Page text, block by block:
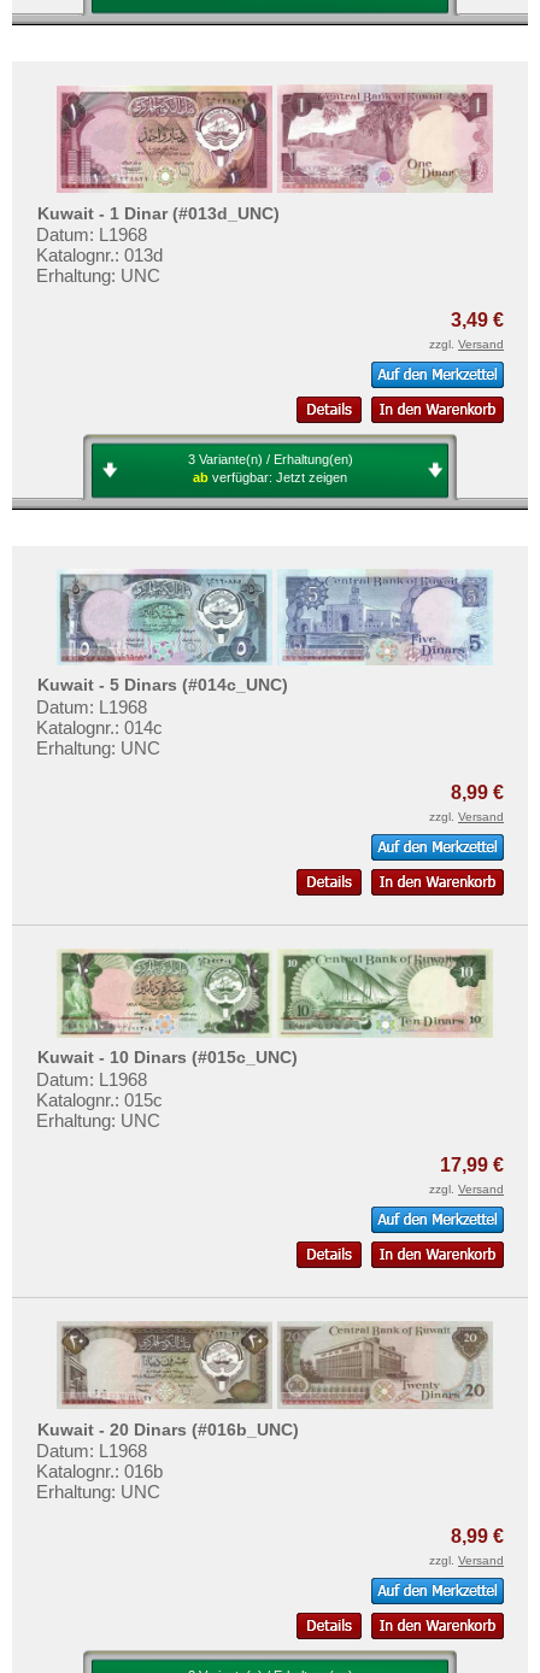
Kuwait - 1 Dinar (#013d_UNC)
Datum: L1968
Katalognr.: 013d
Erhaltung: UNC
3,49 €
zzgl. Versand
3 Variante(n) / Erhaltung(en)
ab verfügbar: Jetzt zeigen
Kuwait - 5 Dinars (#014c_UNC)
Datum: L1968
Katalognr.: 014c
Erhaltung: UNC
8,99 €
zzgl. Versand
Kuwait - 10 Dinars (#015c_UNC)
Datum: L1968
Katalognr.: 015c
Erhaltung: UNC
17,99 €
zzgl. Versand
Kuwait - 20 Dinars (#016b_UNC)
Datum: L1968
Katalognr.: 016b
Erhaltung: UNC
8,99 €
zzgl. Versand